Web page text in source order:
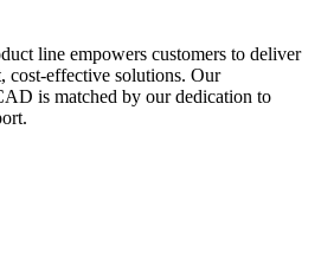
line empowers customers to deliver
cost-effective solutions. Our
is matched by our dedication to